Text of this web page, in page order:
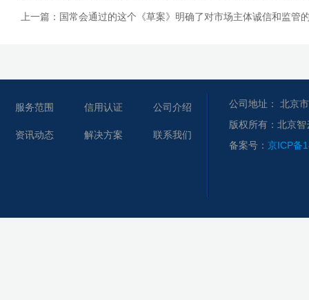
上一篇： 国常会通过的这个《草案》明确了对市场主体诚信和监管
服务范围 信用认证 公司介绍
资讯动态 解决方案 联系我们
公司地址： 北京
版权所有：北京
备案号： 京ICP备